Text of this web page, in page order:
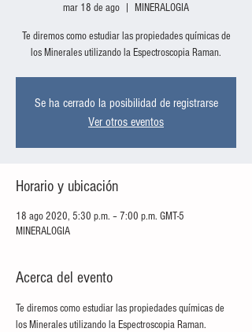
mar 18 de ago MINERALOGIA
Te diremos como estudiar las propiedades químicas de
los Minerales utilizando la Espectroscopia Raman.
Se ha cerrado la posibilidad de registrarse
Ver otros eventos
Horario y ubicación
18 ago 2020, 5:30 p.m. – 7:00 p.m. GMT-5
MINERALOGIA
Acerca del evento
Te diremos como estudiar las propiedades químicas de
los Minerales utilizando la Espectroscopia Raman.